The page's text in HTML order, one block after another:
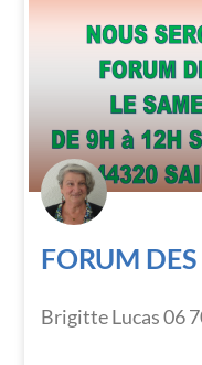
FORUM
Brigitte Lucas 06